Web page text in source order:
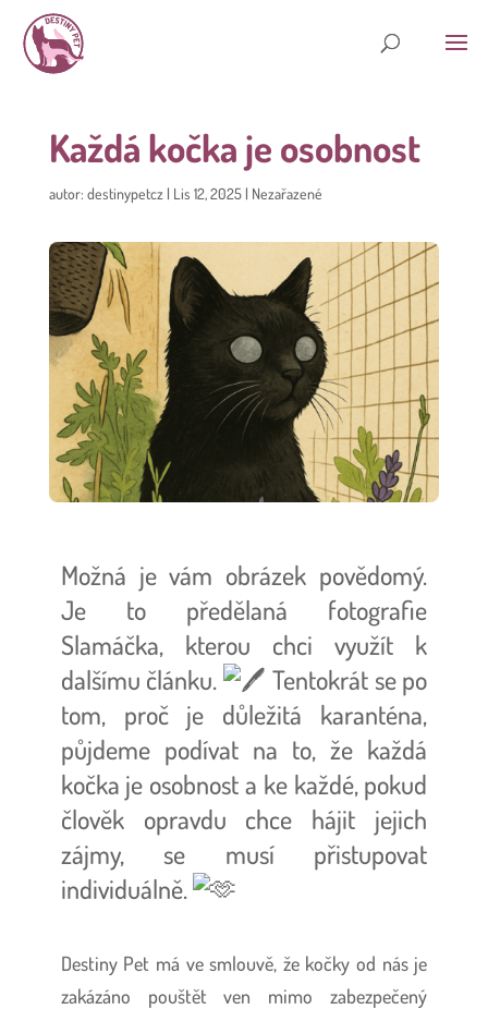
Každá kočka je osobnost
autor: destinypetcz | Lis 12, 2025| Nezařazené
Možná je vám obrázek povědomý.
Je to předělaná fotografie
Slamáčka, kterou chci využít k
dalšímu článku.
Tentokrát se po
tom, proč je důležitá karanténa,
půjdeme podívat na to, že každá
kočka je osobnost a ke každé, pokud
člověk opravdu chce hájit jejich
zájmy, se musí přistupovat
individuálně.
Destiny Pet má ve smlouvě, že kočky od nás je
zakázáno pouštět ven mimo zabezpečený